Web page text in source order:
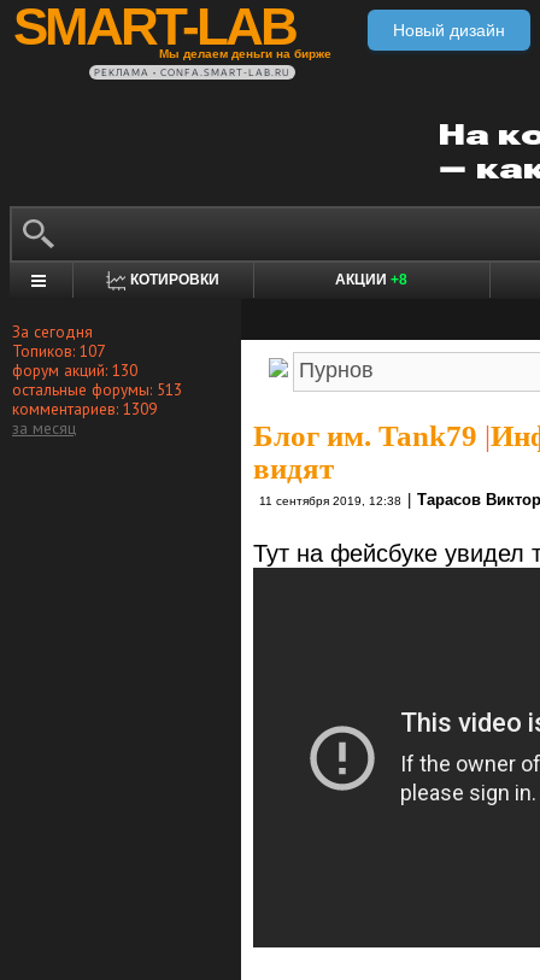
SMART-LAB
Мы делаем деньги на бирже
Новый дизайн
РЕКЛАМА • CONFA.SMART-LAB.RU
КОТИРОВКИ АКЦИИ +8
За сегодня
Топиков: 107
форум акций: 130
остальные форумы: 513
комментариев: 1309
за месяц
Блог им. Tank79 |
видят
11 сентября 2019, 12:38 Тарасов Виктор
Тут на фейсбуке увидел